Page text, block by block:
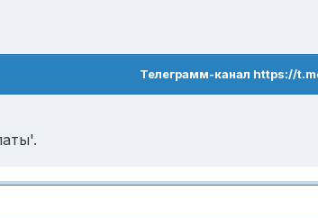
Телеграмм-канал https://